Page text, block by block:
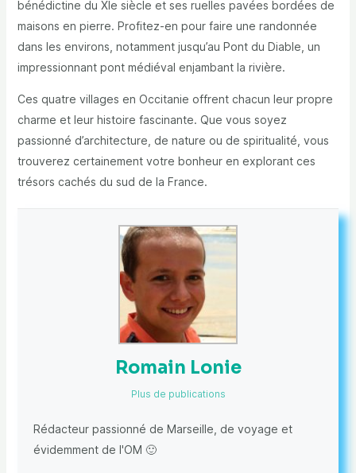
bénédictine du XIe siècle et ses ruelles pavées bordées de
maisons en pierre. Profitez-en pour faire une randonnée
dans les environs, notamment jusqu’au Pont du Diable, un
impressionnant pont médiéval enjambant la rivière.
Ces quatre villages en Occitanie offrent chacun leur propre
charme et leur histoire fascinante. Que vous soyez
passionné d’architecture, de nature ou de spiritualité, vous
trouverez certainement votre bonheur en explorant ces
trésors cachés du sud de la France.
Romain Lonie
Plus de publications
Rédacteur passionné de Marseille, de voyage et
évidemment de l'OM 🙂